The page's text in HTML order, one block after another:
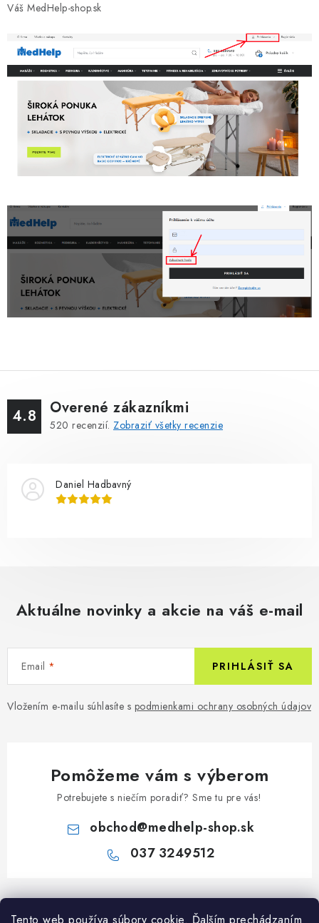
Váš MedHelp-shop.sk
4.8 Overené zákazníkmi
520 recenzií. Zobraziť všetky recenzie
Daniel Hadbavný
Aktuálne novinky a akcie na váš e-mail
Email
Vložením e-mailu súhlasíte s podmienkami ochrany osobných údajov
PRIHLÁSIŤ SA
Pomôžeme vám s výberom
Potrebujete s niečím poradiť? Sme tu pre vás!
obchod@medhelp-shop.sk
037 3249512
Z
á
Informácie pre vás